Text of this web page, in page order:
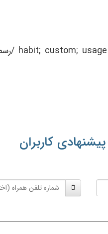
/ رسم، آيين، روية متداول، قاعده/ habit; custom; usage
کاربران
شماره
تلفن